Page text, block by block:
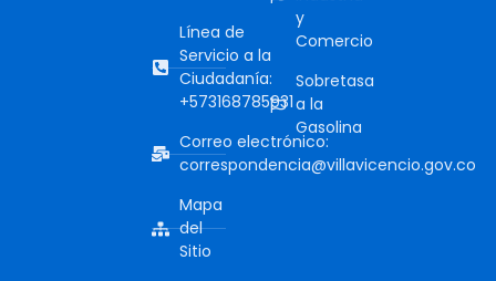
Línea de
Servicio a la
Ciudadanía:
+573168785931
Correo electrónico:
correspondencia@villavicencio.gov.co
Mapa
del
Sitio
y
Comercio
Sobretasa
a la
Gasolina